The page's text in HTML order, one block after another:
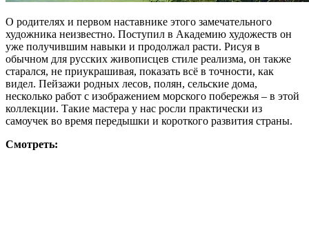
О родителях и первом наставнике этого замечательного
художника неизвестно. Поступил в Академию художеств он
уже получившим навыки и продолжал расти. Рисуя в
обычном для русских живописцев стиле реализма, он также
старался, не приукрашивая, показать всё в точности, как
видел. Пейзажи родных лесов, полян, сельские дома,
несколько работ с изображением морского побережья – в этой
коллекции. Такие мастера у нас росли практически из
самоучек во время передышки и короткого развития страны.
Смотреть: